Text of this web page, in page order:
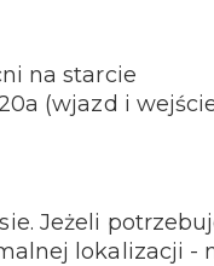
na starcie
(wjazd i
Jeżeli
lokalizacji -